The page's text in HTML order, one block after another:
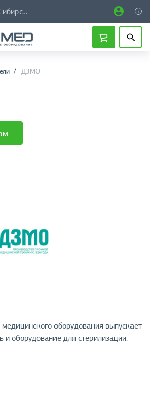
федеральный округ
ДЗМО
оборудования выпускает
оборудование для стерилизации.